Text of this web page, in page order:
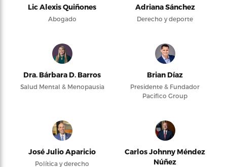
Lic Alexis Quiñones
Abogado
Adriana Sánchez
Derecho y deporte
Dra. Bárbara D. Barros
Salud Mental & Menopausia
Brian Díaz
Presidente & Fundador
Pacifico Group
José Julio Aparicio
Política y derecho
Carlos Johnny Méndez
Núñez